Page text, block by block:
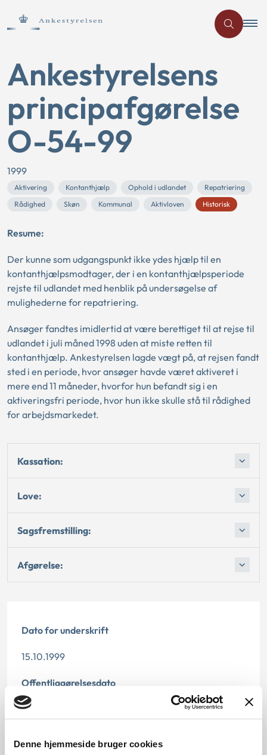
Denne hjemmeside bruger cookies
Ankestyrelsens
principafgørelse
O-54-99
1999
Aktivering Kontanthjælp Ophold i udlandet
Repatriering
Rådighed
Skøn Kommunal Aktivloven Historisk
Resume:
Der kunne som udgangspunkt ikke ydes hjælp til en
kontanthjælpsmodtager, der i en kontanthjælpsperiode
rejste til udlandet med henblik på undersøgelse af
mulighederne for repatriering.
Ansøger fandtes imidlertid at være berettiget til at rejse til
udlandet i juli måned 1998 uden at miste retten til
kontanthjælp. Ankestyrelsen lagde vægt på, at rejsen fandt
sted i en periode, hvor ansøger havde været aktiveret i
mere end 11 måneder, hvorfor hun befandt sig i en
aktiveringsfri periode, hvor hun ikke skulle stå til rådighed
for arbejdsmarkedet.
Kassation:
Love:
Sagsfremstilling:
Afgørelse:
Dato for underskrift
15.10.1999
Offentliggørelsesdato
12.07.2013